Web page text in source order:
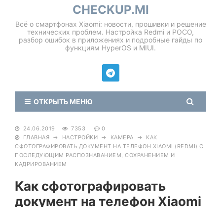
CHECKUP.MI
Всё о смартфонах Xiaomi: новости, прошивки и решение
технических проблем. Настройка Redmi и POCO,
разбор ошибок в приложениях и подробные гайды по
функциям HyperOS и MIUI.
ОТКРЫТЬ МЕНЮ
24.06.2019 7353
0
ГЛАВНАЯ → НАСТРОЙКИ → КАМЕРА → КАК
СФОТОГРАФИРОВАТЬ ДОКУМЕНТ НА ТЕЛЕФОН XIAOMI (REDMI) С
ПОСЛЕДУЮЩИМ РАСПОЗНАВАНИЕМ, СОХРАНЕНИЕМ И
КАДРИРОВАНИЕМ
Как сфотографировать
документ на телефон Xiaomi